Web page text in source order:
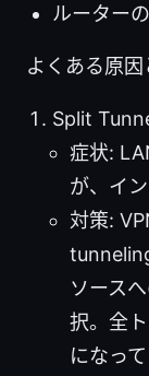
ルーター
よくある原
Split
症状:
が、イ
対策:
ソース
択。全
になっ